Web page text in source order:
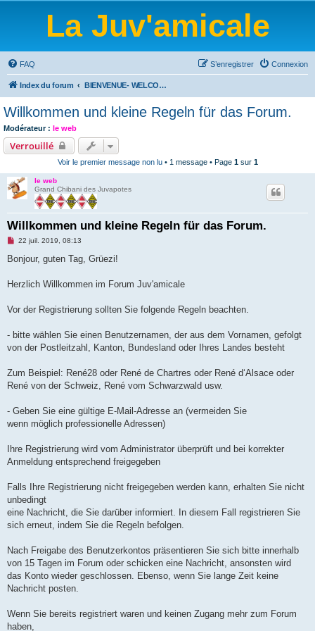
La Juv'amicale
FAQ Connexion
S’enregistrer
Index du forum BIENVENUE- WELCOME-BIENVENIDOS-WILLKOMMEN-BEM-VINDO-WELKOM
Willkommen und kleine Regeln für das Forum.
Modérateur : le web
Verrouillé
Voir le premier message non lu• 1 message • Page 1sur 1
le web
Grand Chibani des Juvapotes
Willkommen und kleine Regeln für das Forum.
M
s
g
o
u
22 juil. 2019, 08:13
Bonjour, guten Tag, Grüezi!
Herzlich Willkommen im Forum Juv'amicale
Vor der Registrierung sollten Sie folgende Regeln beachten.
- bitte wählen Sie einen Benutzernamen, der aus dem Vornamen, gefolgt
von der Postleitzahl, Kanton, Bundesland oder Ihres Landes besteht
Zum Beispiel: René28 oder René de Chartres oder René d‘Alsace oder
René von der Schweiz, René vom Schwarzwald usw.
- Geben Sie eine gültige E-Mail-Adresse an (vermeiden Sie
wenn möglich professionelle Adressen)
Ihre Registrierung wird vom Administrator überprüft und bei korrekter
Anmeldung entsprechend freigegeben
Falls Ihre Registrierung nicht freigegeben werden kann, erhalten Sie nicht
unbedingt
eine Nachricht, die Sie darüber informiert. In diesem Fall registrieren Sie
sich erneut, indem Sie die Regeln befolgen.
Nach Freigabe des Benutzerkontos präsentieren Sie sich bitte innerhalb
von 15 Tagen im Forum oder schicken eine Nachricht, ansonsten wird
das Konto wieder geschlossen. Ebenso, wenn Sie lange Zeit keine
Nachricht posten.
Wenn Sie bereits registriert waren und keinen Zugang mehr zum Forum
haben,